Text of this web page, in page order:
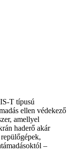
T típusú
ellen védekező
amellyel
haderő akár
–